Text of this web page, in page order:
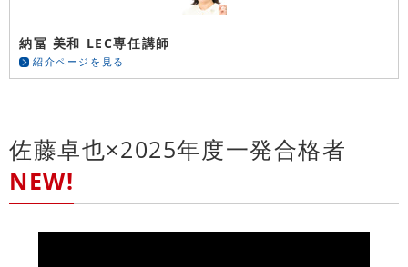
納冨 美和 LEC専任講師
紹介ページを見る
佐藤卓也×2025年度一発合格者
NEW!